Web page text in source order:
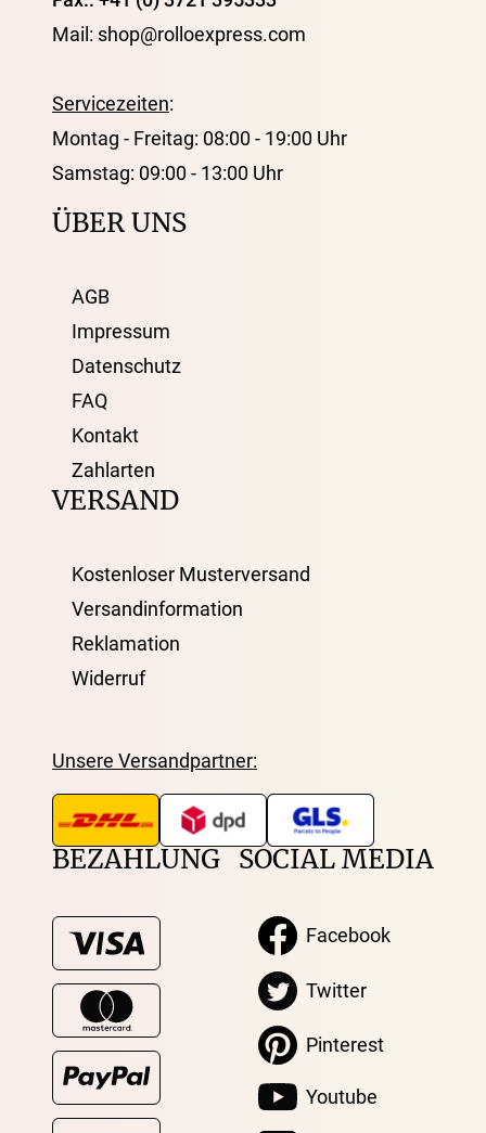
Mail: shop@rolloexpress.com
Servicezeiten:
Montag - Freitag: 08:00 - 19:00 Uhr
Samstag: 09:00 - 13:00 Uhr
ÜBER UNS
AGB
Impressum
Datenschutz
FAQ
Kontakt
Zahlarten
VERSAND
Kostenloser Musterversand
Versandinformation
Reklamation
Widerruf
Unsere Versandpartner:
BEZAHLUNG SOCIAL MEDIA
Facebook
Twitter
Pinterest
Youtube